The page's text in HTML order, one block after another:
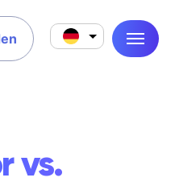
vs.